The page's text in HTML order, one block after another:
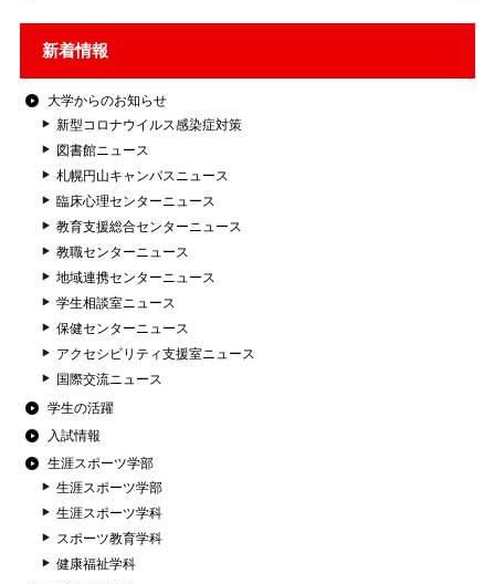
新着情報
大学からのお知らせ
新型コロナウイルス感染症対策
図書館ニュース
札幌円山キャンパスニュース
臨床心理センターニュース
教育支援総合センターニュース
教職センターニュース
地域連携センターニュース
学生相談室ニュース
保健センターニュース
アクセシビリティ支援室ニュース
国際交流ニュース
学生の活躍
入試情報
生涯スポーツ学部
生涯スポーツ学部
生涯スポーツ学科
スポーツ教育学科
健康福祉学科